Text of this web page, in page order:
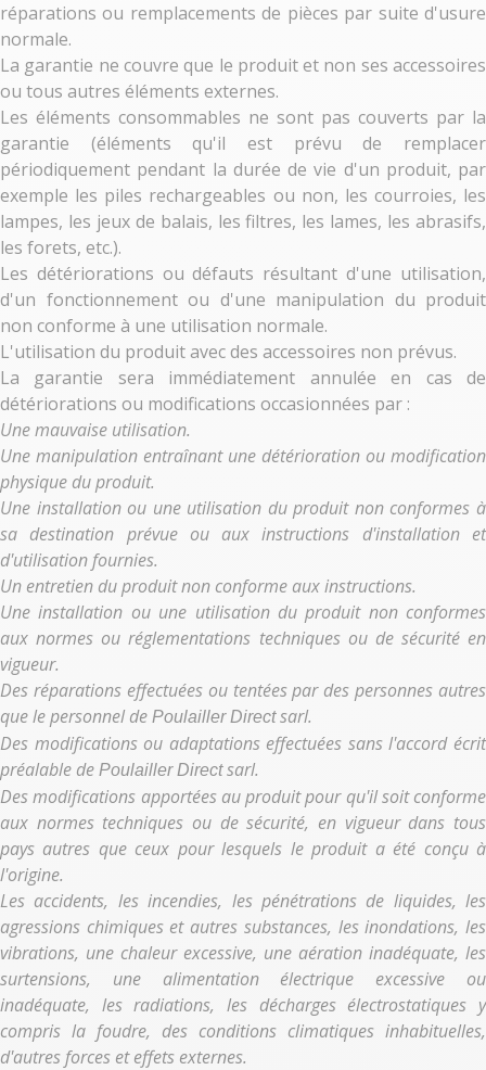
réparations ou remplacements de pièces par suite d'usure
normale.
La garantie ne couvre que le produit et non ses accessoires
ou tous autres éléments externes.
Les éléments consommables ne sont pas couverts par la
garantie (éléments qu'il est prévu de remplacer
périodiquement pendant la durée de vie d'un produit, par
exemple les piles rechargeables ou non, les courroies, les
lampes, les jeux de balais, les filtres, les lames, les abrasifs,
les forets, etc.).
Les détériorations ou défauts résultant d'une utilisation,
d'un fonctionnement ou d'une manipulation du produit
non conforme à une utilisation normale.
L'utilisation du produit avec des accessoires non prévus.
La garantie sera immédiatement annulée en cas de
détériorations ou modifications occasionnées par :
Une mauvaise utilisation.
Une manipulation entraînant une détérioration ou modification
physique du produit.
Une installation ou une utilisation du produit non conformes à
sa destination prévue ou aux instructions d'installation et
d'utilisation fournies.
Un entretien du produit non conforme aux instructions.
Une installation ou une utilisation du produit non conformes
aux normes ou réglementations techniques ou de sécurité en
vigueur.
Des réparations effectuées ou tentées par des personnes autres
que le personnel de Poulailler Directsarl.
Des modifications ou adaptations effectuées sans l'accord écrit
préalable de Poulailler Directsarl.
Des modifications apportées au produit pour qu'il soit conforme
aux normes techniques ou de sécurité, en vigueur dans tous
pays autres que ceux pour lesquels le produit a été conçu à
l'origine.
Les accidents, les incendies, les pénétrations de liquides, les
agressions chimiques et autres substances, les inondations, les
vibrations, une chaleur excessive, une aération inadéquate, les
surtensions, une alimentation électrique excessive ou
inadéquate, les radiations, les décharges électrostatiques y
compris la foudre, des conditions climatiques inhabituelles,
d'autres forces et effets externes.